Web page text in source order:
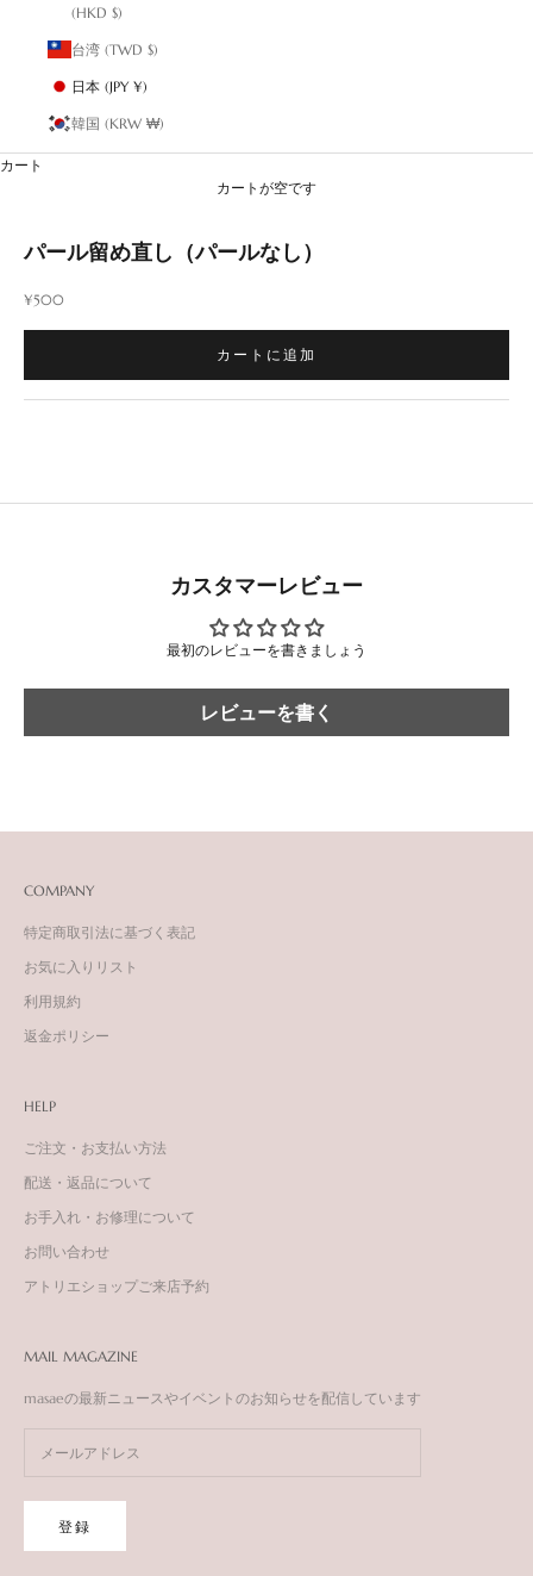
(HKD $)
台湾 (TWD $)
日本 (JPY ¥)
韓国 (KRW ₩)
カート
カートが空です
パール留め直し（パールなし）
セール価格
¥500
カートに追加
カスタマーレビュー
最初のレビューを書きましょう
レビューを書く
COMPANY
特定商取引法に基づく表記
お気に入りリスト
利用規約
返金ポリシー
HELP
ご注文・お支払い方法
配送・返品について
お手入れ・お修理について
お問い合わせ
アトリエショップご来店予約
MAIL MAGAZINE
masaeの最新ニュースやイベントのお知らせを配信しています
登録